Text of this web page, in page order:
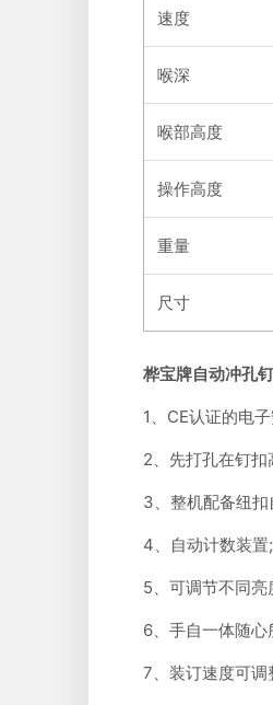
速度
喉深
喉部高度
操作高度
重量
尺寸
桦宝牌自动冲孔
1、CE认证的电
2、先打孔在钉扣
3、整机配备纽
4、自动计数装置;
5、可调节不同
6、手自一体随心
7、装订速度可调